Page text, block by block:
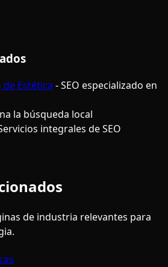
de Estética - SEO especializado en
la búsqueda local
integrales de SEO
de industria relevantes para